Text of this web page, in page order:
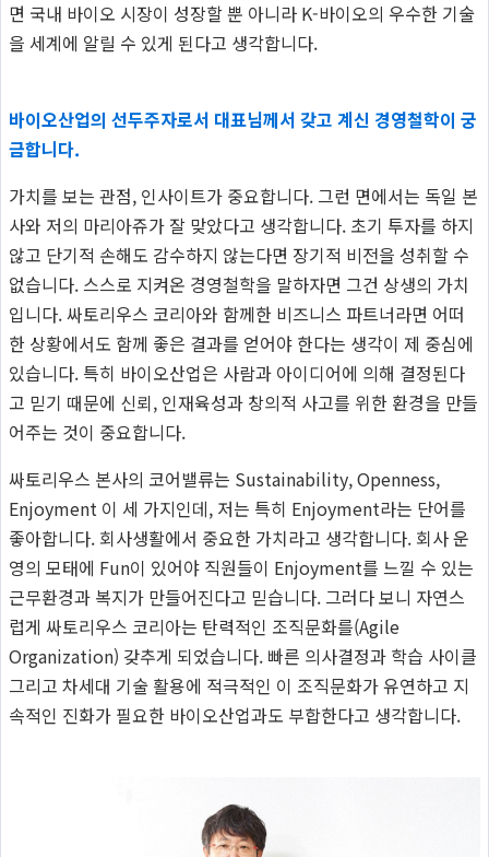
면 국내 바이오 시장이 성장할 뿐 아니라 K-바이오의 우수한 기술
을 세계에 알릴 수 있게 된다고 생각합니다.
바이오산업의 선두주자로서 대표님께서 갖고 계신 경영철학이 궁
금합니다.
가치를 보는 관점, 인사이트가 중요합니다. 그런 면에서는 독일 본
사와 저의 마리아쥬가 잘 맞았다고 생각합니다. 초기 투자를 하지
않고 단기적 손해도 감수하지 않는다면 장기적 비전을 성취할 수
없습니다. 스스로 지켜온 경영철학을 말하자면 그건 상생의 가치
입니다. 싸토리우스 코리아와 함께한 비즈니스 파트너라면 어떠
한 상황에서도 함께 좋은 결과를 얻어야 한다는 생각이 제 중심에
있습니다. 특히 바이오산업은 사람과 아이디어에 의해 결정된다
고 믿기 때문에 신뢰, 인재육성과 창의적 사고를 위한 환경을 만들
어주는 것이 중요합니다.
싸토리우스 본사의 코어밸류는 Sustainability, Openness,
Enjoyment 이 세 가지인데, 저는 특히 Enjoyment라는 단어를
좋아합니다. 회사생활에서 중요한 가치라고 생각합니다. 회사 운
영의 모태에 Fun이 있어야 직원들이 Enjoyment를 느낄 수 있는
근무환경과 복지가 만들어진다고 믿습니다. 그러다 보니 자연스
럽게 싸토리우스 코리아는 탄력적인 조직문화를(Agile
Organization) 갖추게 되었습니다. 빠른 의사결정과 학습 사이클
그리고 차세대 기술 활용에 적극적인 이 조직문화가 유연하고 지
속적인 진화가 필요한 바이오산업과도 부합한다고 생각합니다.